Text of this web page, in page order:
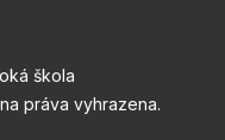
škola
práva vyhrazena.